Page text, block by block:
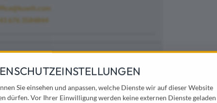
676 3584844
vieles mehr für Kinder.
Sie einsehen und anpassen, welche Dienste wir auf dieser Website
dürfen. Vor Ihrer Einwilligung werden keine externen Dienste